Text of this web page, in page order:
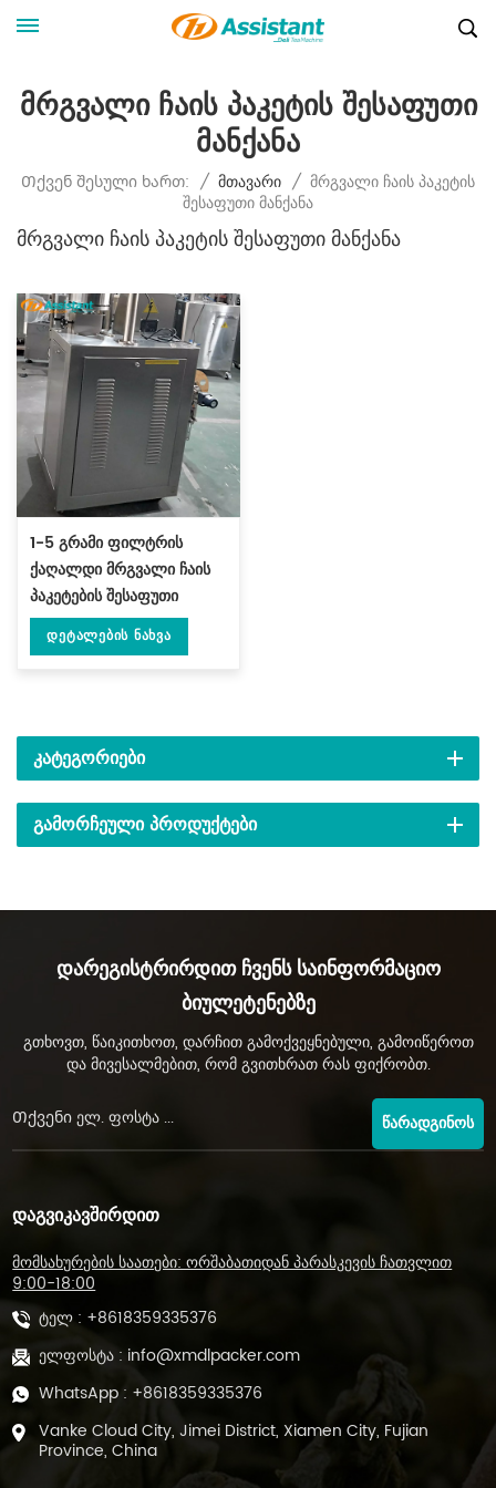
Მრგვალი Ჩაის Პაკეტის Შესაფუთი
Მანქანა
Თქვენ Შესული Ხართ: / Მთავარი / Მრგვალი Ჩაის Პაკეტის
Შესაფუთი Მანქანა
Მრგვალი Ჩაის Პაკეტის Შესაფუთი Მანქანა
1-5 გრამი ფილტრის
ქაღალდი მრგვალი ჩაის
პაკეტების შესაფუთი
მანქანა DL-LSDP-Y
Დეტალების Ნახვა
ᲙᲐᲢᲔᲒᲝᲠᲘᲔᲑᲘ
ᲒᲐᲛᲝᲠᲩᲔᲣᲚᲘ ᲞᲠᲝᲓᲣᲥᲢᲔᲑᲘ
Დარეგისტრირდით Ჩვენს Საინფორმაციო
Ბიულეტენებზე
გთხოვთ, წაიკითხოთ, დარჩით გამოქვეყნებული, გამოიწეროთ
და მივესალმებით, რომ გვითხრათ რას ფიქრობთ.
ᲬᲐᲠᲐᲓᲒᲘᲜᲝᲡ
ᲓᲐᲒᲕᲘᲙᲐᲕᲨᲘᲠᲓᲘᲗ
მომსახურების საათები: ორშაბათიდან პარასკევის ჩათვლით
9:00-18:00
ტელ : +8618359335376
ელფოსტა : info@xmdlpacker.com
WhatsApp : +8618359335376
Vanke Cloud City, Jimei District, Xiamen City, Fujian
Province, China